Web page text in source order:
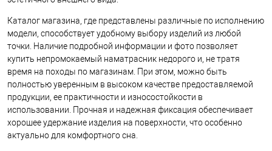
Каталог магазина, где представлены различные по исполнению
модели, способствует удобному выбору изделий из любой
точки. Наличие подробной информации и фото позволяет
купить непромокаемый наматрасник недорого и, не тратя
время на походы по магазинам. При этом, можно быть
полностью уверенным в высоком качестве предоставляемой
продукции, ее практичности и износостойкости в
использовании. Прочная и надежная фиксация обеспечивает
хорошее удержание изделия на поверхности, что особенно
актуально для комфортного сна.